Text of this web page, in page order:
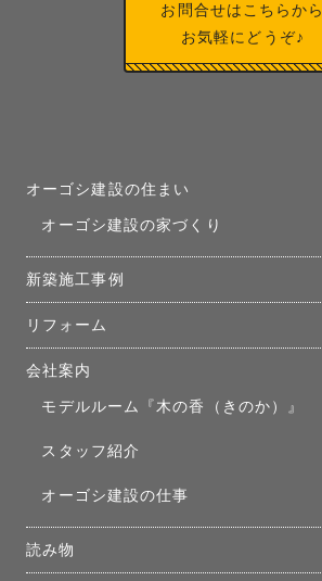
お問合せはこちらから
お気軽にどうぞ♪
オーゴシ建設の住まい
オーゴシ建設の家づくり
新築施工事例
リフォーム
会社案内
モデルルーム『木の香（きのか）』
スタッフ紹介
オーゴシ建設の仕事
読み物